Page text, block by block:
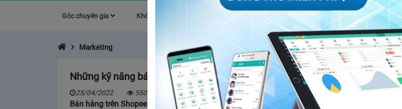
Góc chuyên gia Khởi Nghiệp Mục khác Quản trị
Marketing
Những kỹ năng bán hàng trên Shopee đỉnh cao mà chủ shop cần biết
25/04/2022 5503
Bán hàng trên Shopee đang trở thành xu hướng kinh doanh hot nhất hiện nay. Khi mà ai cũng có